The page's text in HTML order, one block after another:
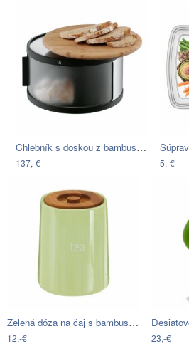
Chlebník s doskou z bambusu WMF…
137,-€ 5,-€
Zelená dóza na čaj s bambusovým…
12,-€ 23,-€